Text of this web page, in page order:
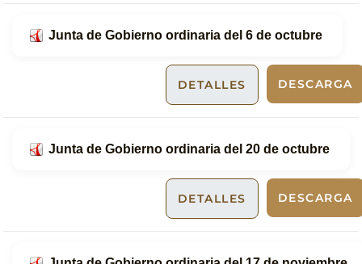
Junta de Gobierno ordinaria del 6 de octubre
DESCARGA
DETALLES
Junta de Gobierno ordinaria del 20 de octubre
DESCARGA
DETALLES